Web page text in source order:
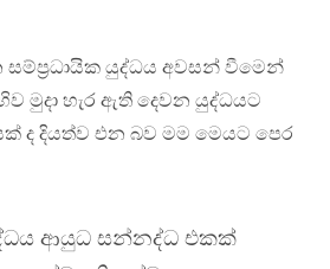
යුද්ධය අවසන් වීමෙන්
මුදා හැර ඇති දෙවන යුද්ධයට
ද දියත්ව එන බව මම මෙයට පෙර
ආයුධ සන්නද්ධ එකක්